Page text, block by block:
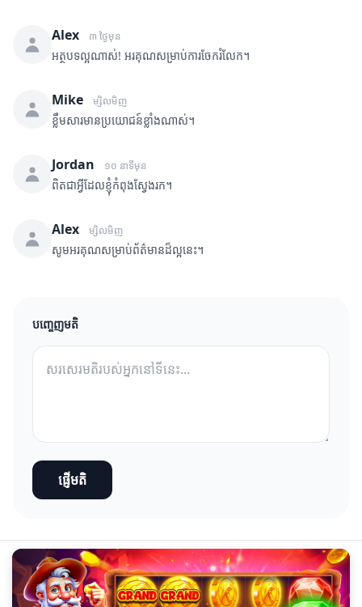
Alex ៣ ថ្ងៃមុន
អត្ថបទល្អណាស់! អរគុណសម្រាប់ការចែករំលែក។
Mike ម្សិលមិញ
ខ្លឹមសារមានប្រយោជន៍ខ្លាំងណាស់។
Jordan ១០ នាទីមុន
ពិតជាអ្វីដែលខ្ញុំកំពុងស្វែងរក។
Alex ម្សិលមិញ
សូមអរគុណសម្រាប់ព័ត៌មានដ៏ល្អនេះ។
បញ្ចេញមតិ
ផ្ញើមតិ